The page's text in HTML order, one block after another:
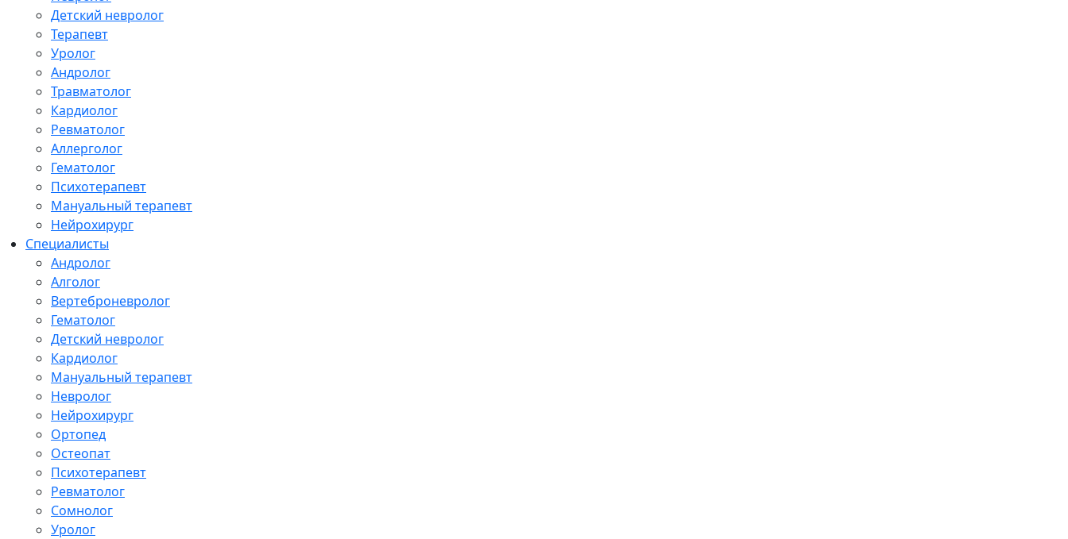
Детский невролог
Терапевт
Уролог
Андролог
Травматолог
Кардиолог
Ревматолог
Аллерголог
Гематолог
Психотерапевт
Мануальный терапевт
Нейрохирург
Специалисты
Андролог
Алголог
Вертеброневролог
Гематолог
Детский невролог
Кардиолог
Мануальный терапевт
Невролог
Нейрохирург
Ортопед
Остеопат
Психотерапевт
Ревматолог
Сомнолог
Уролог